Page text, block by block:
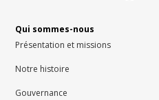
Qui sommes-nous
Présentation et missions
Notre histoire
Gouvernance